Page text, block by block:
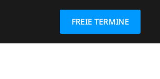
FREIE TERMINE